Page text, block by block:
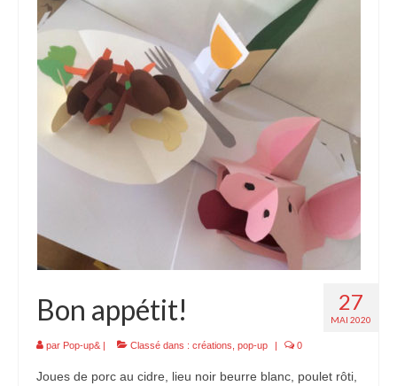
Création Pop-up
Peinture Portraits
Contactez moi
27
MAI 2020
Bon appétit!
par Pop-up& | Classé dans : créations pop-up | 0
Joues de porc au cidre, lieu noir beurre blanc, poulet rôti,